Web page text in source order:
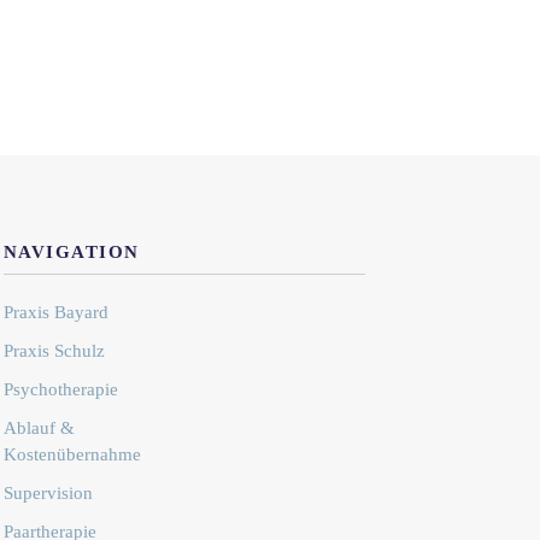
NAVIGATION
Praxis Bayard
Praxis Schulz
Psychotherapie
Ablauf &
Kostenübernahme
Supervision
Paartherapie